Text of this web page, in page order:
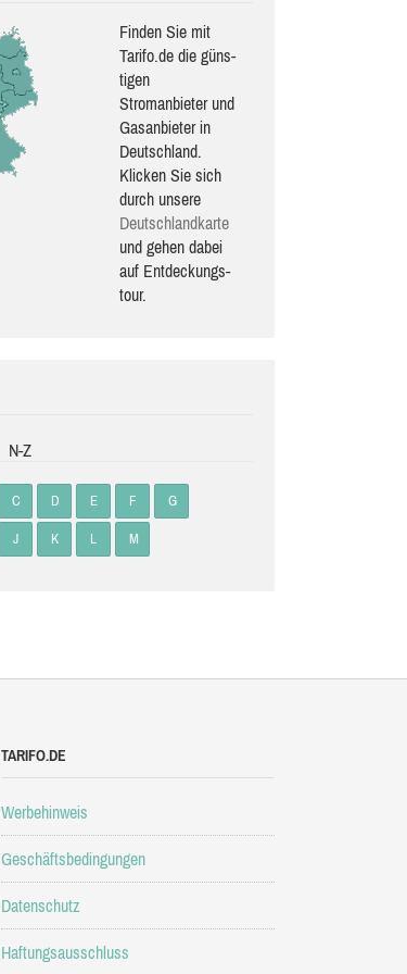
Finden Sie mit
Tarifo.de die güns­
ti­gen
Stromanbieter und
Gasanbieter in
Deutschland.
Klicken Sie sich
durch unsere
Deutsch­land­karte
und gehen dabei
auf Ent­de­ckungs­
tour.
N-Z
C D E F G
J K L M
TARIFO.DE
Werbehinweis
Geschäftsbedingungen
Datenschutz
Haftungsausschluss